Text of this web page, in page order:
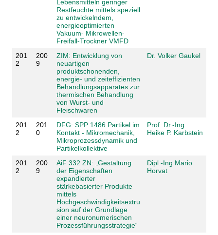
Lebensmitteln geringer
Restfeuchte mittels speziell
zu entwickelndem,
energieoptimierten
Vakuum- Mikrowellen-
Freifall-Trockner VMFD
201
2
200
9
ZIM: Entwicklung von
neuartigen
produktschonenden,
energie- und zeiteffizienten
Behandlungsapparates zur
thermischen Behandlung
von Wurst- und
Fleischwaren
Dr. Volker Gaukel
201
2
201
0
DFG: SPP 1486 Partikel im
Kontakt - Mikromechanik,
Mikroprozessdynamik und
Partikelkollektive
Prof. Dr.-Ing.
Heike P. Karbstein
201
2
200
9
AiF 332 ZN: „Gestaltung
der Eigenschaften
expandierter
stärkebasierter Produkte
mittels
Hochgeschwindigkeitsextru
sion auf der Grundlage
einer neuronumerischen
Prozessführungsstrategie“
Dipl.-Ing Mario
Horvat